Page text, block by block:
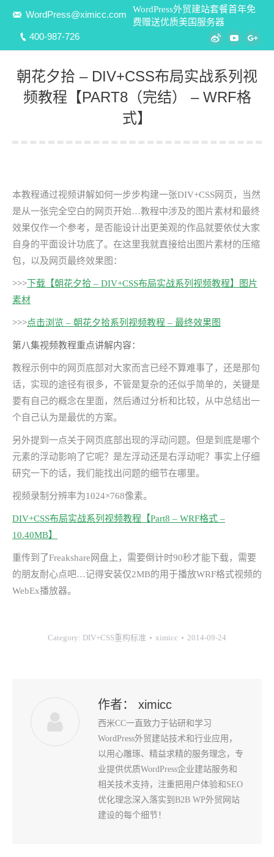
WordPress@ximicc.com
400-987-726
WordPress外贸建站套餐首年免
费赠送优质美国服务器
WeiboYouTube
朝花夕拾 – DIV+CSS布局实战系列视
频教程【PART8（完结） – WRF格
式】
本教程通过视频讲解如何一步步构建一张DIV+CSS网页，当然
是从一张完全空白的网页开始…教程中涉及的图片素材和最终
效果仅作一个参考，是否能设计出更美观的作品就要依仗大家
自身的平面设计功底了。在这里我就直接给出图片素材的压缩
包，以及网页最终效果图：
>>>下载【朝花夕拾 – DIV+CSS布局实战系列视频教程】图片
素材
>>>点击浏览 – 朝花夕拾系列视频教程 – 最终效果图
第八集视频教程重点讲解内容：
教程示例中的网页底部对大家而言已经不算难事了，还是那句
话，实现的途径有很多，不管是复杂的还似乎简单的，关键是
要有自己的概念在里面，然后通过分析和比较，从中总结出一
个自己认为是最优的方案。
另外提到一点关于网页底部出现的浮动问题。但是到底是哪个
元素的浮动影响了它呢？是左浮动还是右浮动呢？事实上仔细
研究一下的话，我们能找出问题的细节在哪里。
视频录制分辨率为1024×768像素。
DIV+CSS布局实战系列视频教程【Part8 – WRF格式 –
10.40MB】
重传到了Freakshare网盘上，需要倒计时90秒才能下载，需要
的朋友耐心点吧…记得安装仅2MB的用于播放WRF格式视频的
WebEx播放器。
Category: DIV+CSS重构标准 ximicc 2014-09-24
作者： ximicc
西米CC一直致力于钻研和学习
WordPress外贸建站技术和行业应用，
以用心雕琢、精益求精的服务理念，专
业提供优质WordPress企业建站服务和
相关技术支持，注重把用户体验和SEO
优化理念深入落实到B2B WP外贸网站
建设的每个细节！